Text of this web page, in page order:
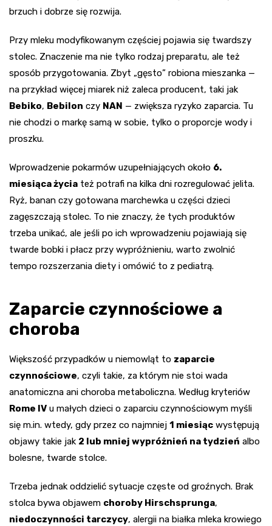
brzuch i dobrze się rozwija.
Przy mleku modyfikowanym częściej pojawia się twardszy
stolec. Znaczenie ma nie tylko rodzaj preparatu, ale też
sposób przygotowania. Zbyt „gęsto” robiona mieszanka —
na przykład więcej miarek niż zaleca producent, taki jak
Bebiko, Bebilon czy NAN — zwiększa ryzyko zaparcia. Tu
nie chodzi o markę samą w sobie, tylko o proporcje wody i
proszku.
Wprowadzenie pokarmów uzupełniających około 6.
miesiąca życia też potrafi na kilka dni rozregulować jelita.
Ryż, banan czy gotowana marchewka u części dzieci
zagęszczają stolec. To nie znaczy, że tych produktów
trzeba unikać, ale jeśli po ich wprowadzeniu pojawiają się
twarde bobki i płacz przy wypróżnieniu, warto zwolnić
tempo rozszerzania diety i omówić to z pediatrą.
Zaparcie czynnościowe a
choroba
Większość przypadków u niemowląt to zaparcie
czynnościowe, czyli takie, za którym nie stoi wada
anatomiczna ani choroba metaboliczna. Według kryteriów
Rome IV u małych dzieci o zaparciu czynnościowym myśli
się m.in. wtedy, gdy przez co najmniej 1 miesiąc występują
objawy takie jak 2 lub mniej wypróżnień na tydzień albo
bolesne, twarde stolce.
Trzeba jednak oddzielić sytuacje częste od groźnych. Brak
stolca bywa objawem choroby Hirschsprunga,
niedoczynności tarczycy, alergii na białka mleka krowiego